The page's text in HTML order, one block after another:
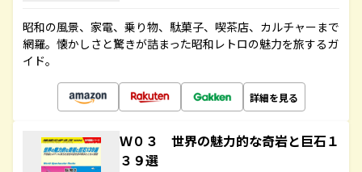
昭和の風景、家電、乗り物、駄菓子、喫茶店、カルチャーまで
網羅。懐かしさと驚きが詰まった昭和レトロの魅力を旅するガ
イド。
詳細を見る
Ｗ０３ 世界の魅力的な奇岩と巨石１
３９選